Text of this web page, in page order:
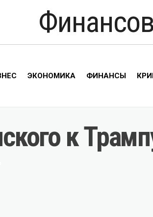
ЭКОНОМИКА ФИНАНСЫ
к